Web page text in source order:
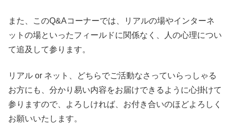
また、このQ&Aコーナーでは、リアルの場やインターネ
ットの場といったフィールドに関係なく、人の心理につい
て追及して参ります。
リアル or ネット、どちらでご活動なさっていらっしゃる
お方にも、分かり易い内容をお届けできるように心掛けて
参りますので、よろしければ、お付き合いのほどよろしく
お願いいたします。